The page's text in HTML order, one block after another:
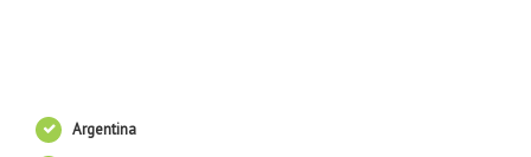
Argentina